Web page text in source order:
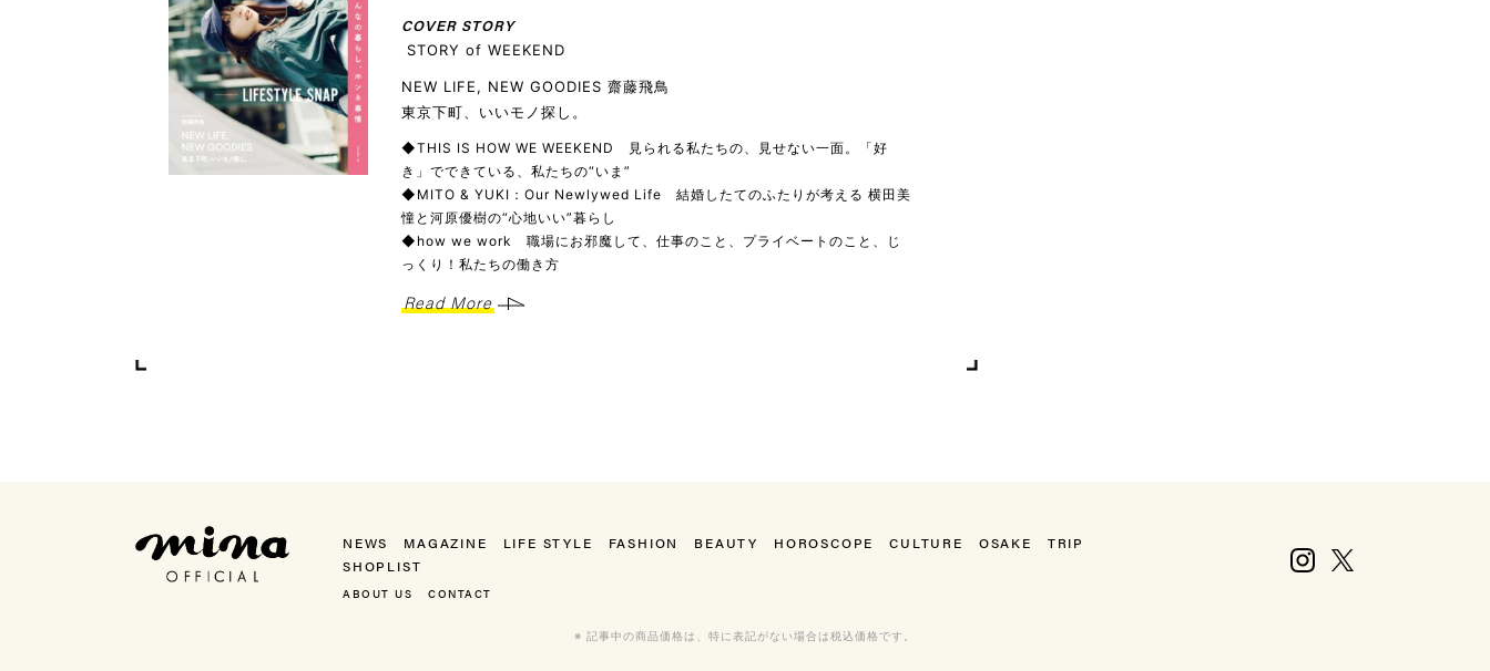
COVER STORY
STORY of WEEKEND
NEW LIFE, NEW GOODIES 齋藤飛鳥
東京下町、いいモノ探し。
◆THIS IS HOW WE WEEKEND 見られる私たちの、見せない一面。「好
き」でできている、私たちの“いま”
◆MITO & YUKI：Our Newlywed Life 結婚したてのふたりが考える 横田美
憧と河原優樹の“心地いい”暮らし
◆how we work 職場にお邪魔して、仕事のこと、プライベートのこと、じ
っくり！私たちの働き方
Read More
NEWS MAGAZINE LIFE STYLE FASHION BEAUTY HOROSCOPE CULTURE OSAKE
TRIP
SHOPLIST
ABOUT US CONTACT
Instagram
※ 記事中の商品価格は、特に表記がない場合は税込価格です。